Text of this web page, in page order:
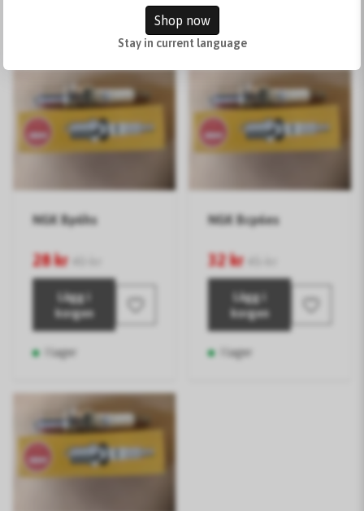
NGK Bp6hs
28 kr
Lägg i
korgen
I lager
NGK Bcp6es
32 kr
Lägg i
korgen
I lager
Shop now
Stay in current language